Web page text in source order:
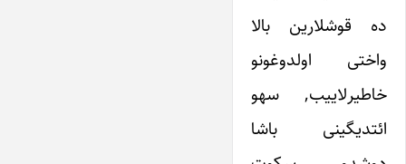
ده قوشلارین بالا
واختی اولدوغونو
خاطیرلاییب, سهو
ائتدیگینی باشا